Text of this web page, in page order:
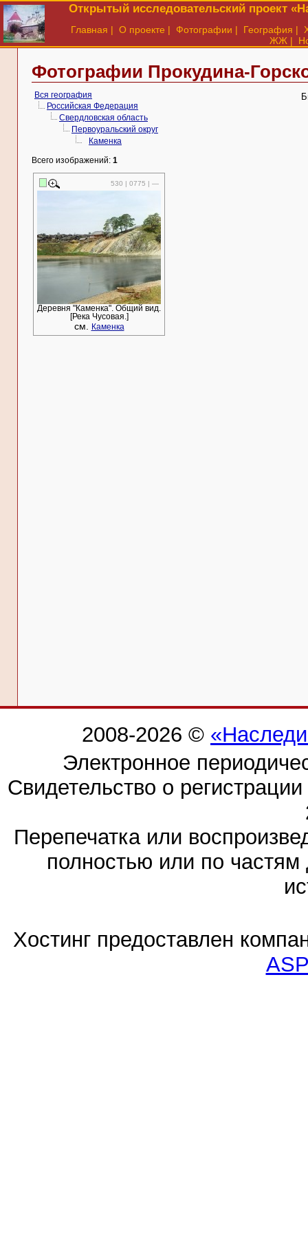
Открытый исследовательский проект
Главная | О проекте | Фотографии | География |
ЖЖ |
Фотографии Прокудина-
Вся география
Российская Федерация
Свердловская область
Первоуральский округ
Каменка
Всего изображений: 1
530 | 0775 | —
Деревня "Каменка". Общий вид.
[Река Чусовая.]
см. Каменка
2008-2026 ©
Электронное
Свидетельство о
Перепечатка или
полностью или по частям
Хостинг предоставлен